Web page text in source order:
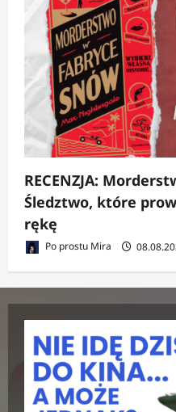
RECENZJA:
Śledztwo, które
rękę
Po prostu Mira